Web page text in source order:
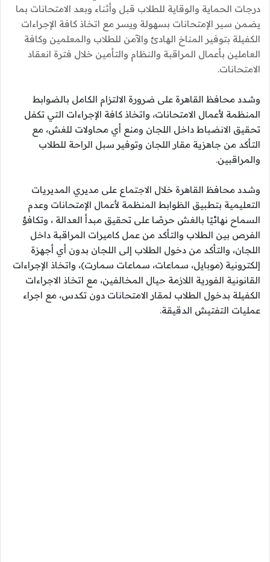
درجات الحماية والوقاية للطلاب قبل وأثناء وبعد الامتحانات بما
يضمن سير الإمتحانات بسهولة ويسر مع اتخاذ كافة الإجراءات
الكفيلة بتوفير المناخ الهادئ والآمن للطلاب والمعلمين وكافة
العاملين بأعمال المراقبة والنظام والتأمين خلال فترة انعقاد
الامتحانات.
وشدد محافظ القاهرة على ضرورة الالتزام الكامل بالضوابط
المنظمة لأعمال الامتحانات، واتخاذ كافة الإجراءات التي تكفل
تحقيق الانضباط داخل اللجان ومنع أي محاولات للغش، مع
التأكد من جاهزية مقار اللجان وتوفير سبل الراحة للطلاب
والمراقبين.
وشدد محافظ القاهرة خلال الاجتماع على مديري المديريات
التعليمية بتطبيق الظوابط المنظمة لأعمال الإمتحانات وعدم
السماح نهائيًا بالغش حرصًا على تحقيق مبدأ العدالة ، وتكافؤ
الفرص بين الطلاب والتأكد من عمل كاميرات المراقبة داخل
اللجان، والتأكد من دخول الطلاب إلى اللجان بدون أي أجهزة
إلكترونية (موبايل، سماعات، سماعات سمارت)، واتخاذ الإجراءات
القانونية الفورية اللازمة حيال المخالفين، مع اتخاذ الاجراءات
الكفيلة بدخول الطلاب لمقار الامتحانات دون تكدس، مع اجراء
عمليات التفتيش الدقيقة.